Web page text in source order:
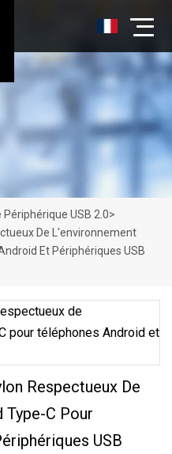
Périphérique USB 2.0>
De L'environnement
Et Périphériques USB
Respectueux De
Type-C Pour
USB